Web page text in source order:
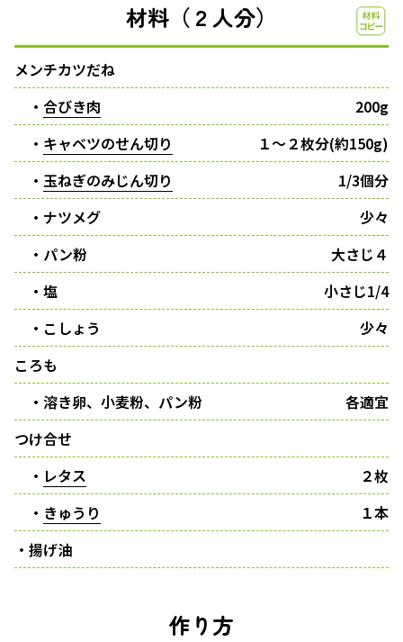
材料（２人分）
メンチカツだね
・ 合びき肉
200g
・ キャベツのせん切り
１〜２枚分(約150g)
・ 玉ねぎのみじん切り
1/3個分
・ナツメグ
少々
・パン粉
大さじ４
・塩
小さじ1/4
・こしょう
少々
ころも
・溶き卵、小麦粉、パン粉
各適宜
つけ合せ
・ レタス
２枚
・ きゅうり
１本
・揚げ油
作り方